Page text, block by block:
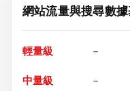
網站流量與搜尋數
－
－